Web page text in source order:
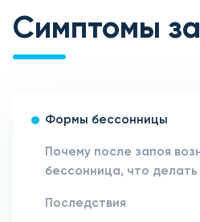
Симптомы
Формы бессонницы
Почему после запоя
бессонница, что делать
Последствия